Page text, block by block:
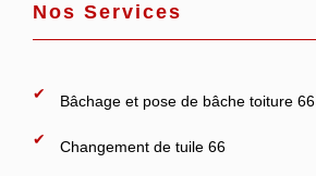
Nos Services
Bâchage et pose de bâche toiture 66
Changement de tuile 66